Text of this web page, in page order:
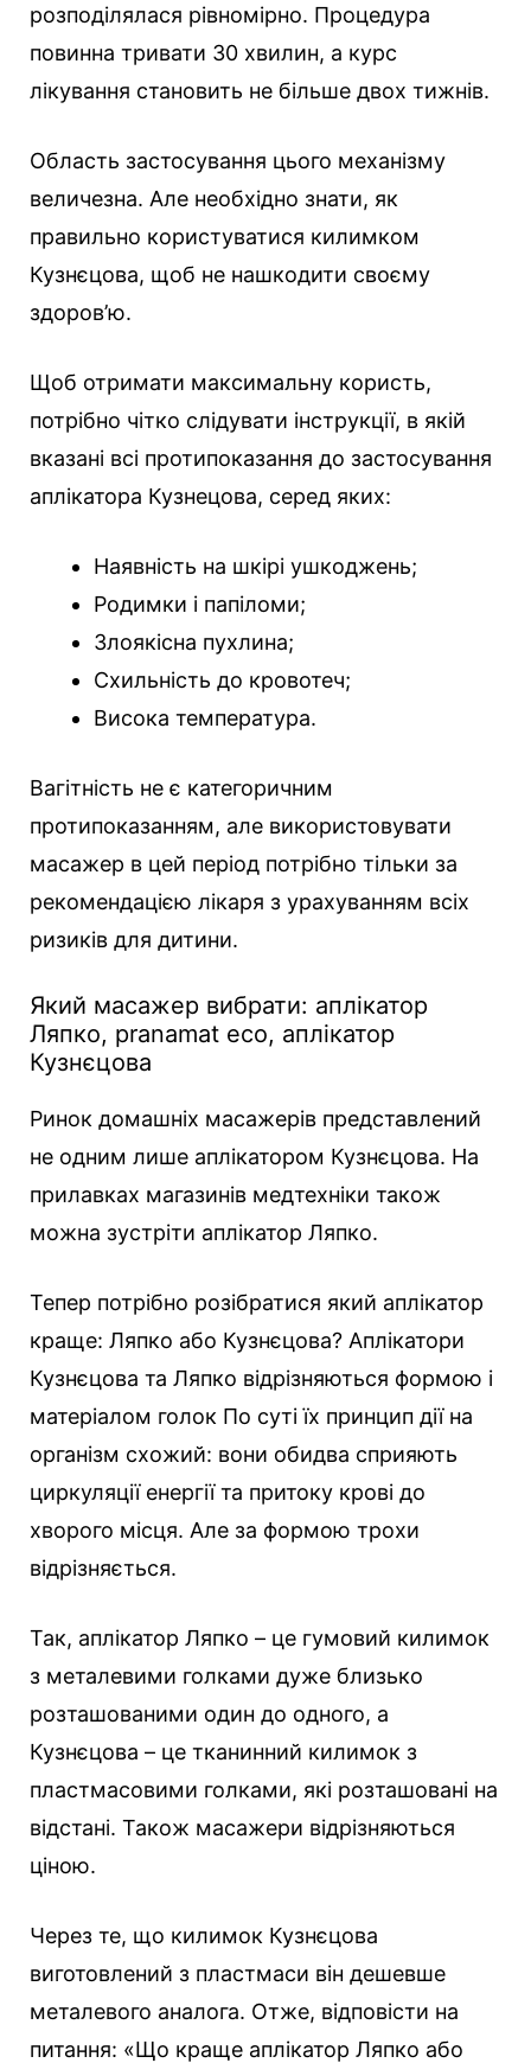
розподілялася рівномірно. Процедура
повинна тривати 30 хвилин, а курс
лікування становить не більше двох тижнів.
Область застосування цього механізму
величезна. Але необхідно знати, як
правильно користуватися килимком
Кузнєцова, щоб не нашкодити своєму
здоров’ю.
Щоб отримати максимальну користь,
потрібно чітко слідувати інструкції, в якій
вказані всі протипоказання до застосування
аплікатора Кузнецова, серед яких:
Наявність на шкірі ушкоджень;
Родимки і папіломи;
Злоякісна пухлина;
Схильність до кровотеч;
Висока температура.
Вагітність не є категоричним
протипоказанням, але використовувати
масажер в цей період потрібно тільки за
рекомендацією лікаря з урахуванням всіх
ризиків для дитини.
Який масажер вибрати: аплікатор
Ляпко, pranamat eco, аплікатор
Кузнєцова
Ринок домашніх масажерів представлений
не одним лише аплікатором Кузнєцова. На
прилавках магазинів медтехніки також
можна зустріти аплікатор Ляпко.
Тепер потрібно розібратися який аплікатор
краще: Ляпко або Кузнєцова? Аплікатори
Кузнєцова та Ляпко відрізняються формою і
матеріалом голок По суті їх принцип дії на
організм схожий: вони обидва сприяють
циркуляції енергії та притоку крові до
хворого місця. Але за формою трохи
відрізняється.
Так, аплікатор Ляпко – це гумовий килимок
з металевими голками дуже близько
розташованими один до одного, а
Кузнєцова – це тканинний килимок з
пластмасовими голками, які розташовані на
відстані. Також масажери відрізняються
ціною.
Через те, що килимок Кузнєцова
виготовлений з пластмаси він дешевше
металевого аналога. Отже, відповісти на
питання: «Що краще аплікатор Ляпко або